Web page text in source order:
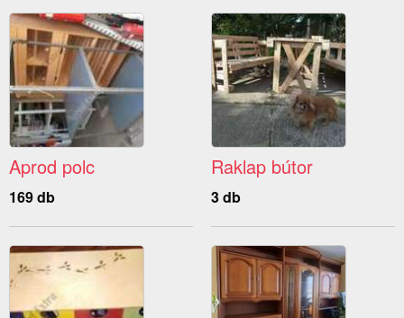
Aprod polc
169 db
Raklap bútor
3 db